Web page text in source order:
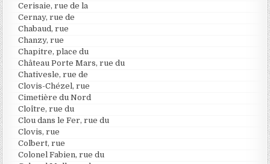
Cerisaie, rue de la
Cernay, rue de
Chabaud, rue
Chanzy, rue
Chapitre, place du
Château Porte Mars, rue du
Chativesle, rue de
Clovis-Chézel, rue
Cimetière du Nord
Cloître, rue du
Clou dans le Fer, rue du
Clovis, rue
Colbert, rue
Colonel Fabien, rue du